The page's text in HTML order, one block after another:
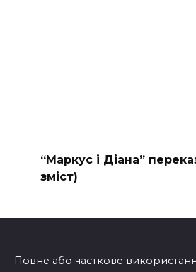
“Маркус і Діана”
зміст)
Повне або часткове